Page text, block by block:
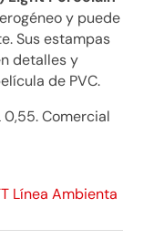
y puede
Sus estampas
detalles y
de PVC.
0,55. Comercial
Línea Ambienta